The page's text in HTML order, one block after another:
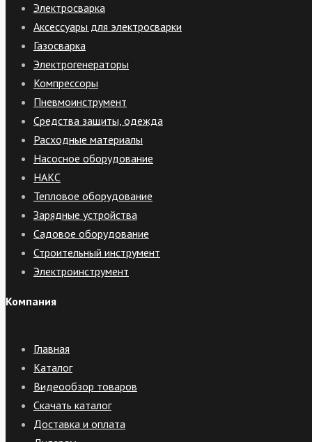
Электросварка
Аксессуары для электросварки
Газосварка
Электрогенераторы
Компрессоры
Пневмоинструмент
Средства защиты, одежда
Расходные материалы
Насосное оборудование
НАКС
Тепловое оборудование
Зарядные устройства
Садовое оборудование
Строительный инструмент
Электроинструмент
Компания
Главная
Каталог
Видеообзор товаров
Скачать каталог
Доставка и оплата